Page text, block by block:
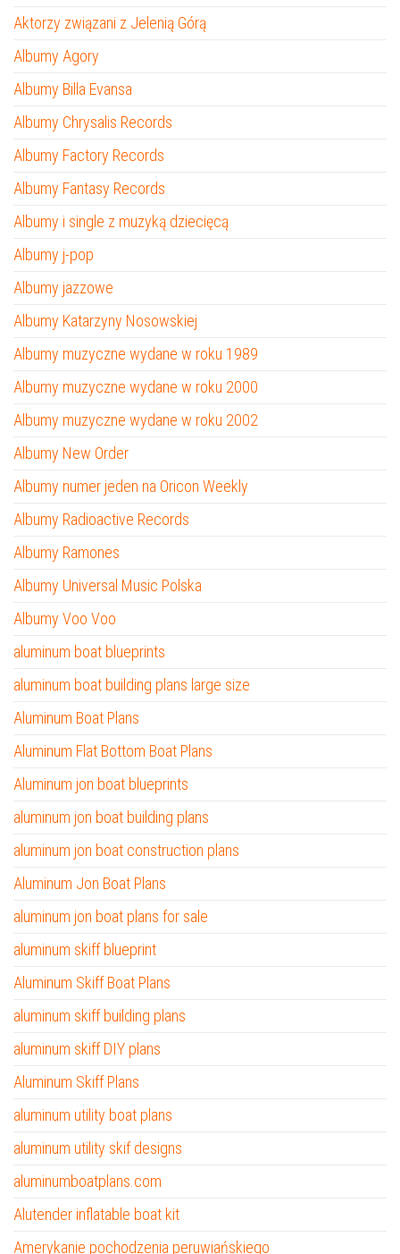
Aktorzy związani z Jelenią Górą
Albumy Agory
Albumy Billa Evansa
Albumy Chrysalis Records
Albumy Factory Records
Albumy Fantasy Records
Albumy i single z muzyką dziecięcą
Albumy j-pop
Albumy jazzowe
Albumy Katarzyny Nosowskiej
Albumy muzyczne wydane w roku 1989
Albumy muzyczne wydane w roku 2000
Albumy muzyczne wydane w roku 2002
Albumy New Order
Albumy numer jeden na Oricon Weekly
Albumy Radioactive Records
Albumy Ramones
Albumy Universal Music Polska
Albumy Voo Voo
aluminum boat blueprints
aluminum boat building plans large size
Aluminum Boat Plans
Aluminum Flat Bottom Boat Plans
Aluminum jon boat blueprints
aluminum jon boat building plans
aluminum jon boat construction plans
Aluminum Jon Boat Plans
aluminum jon boat plans for sale
aluminum skiff blueprint
Aluminum Skiff Boat Plans
aluminum skiff building plans
aluminum skiff DIY plans
Aluminum Skiff Plans
aluminum utility boat plans
aluminum utility skif designs
aluminumboatplans.com
Alutender inflatable boat kit
Amerykanie pochodzenia peruwiańskiego